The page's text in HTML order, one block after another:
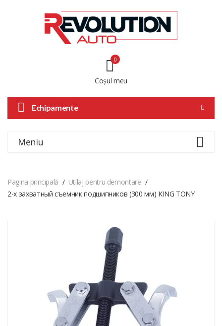
Coșul meu
0
Echipamente
Meniu
Pagina principală
Utilaj pentru demontare
2-х захватный съемник подшипников (300 мм) KING TONY